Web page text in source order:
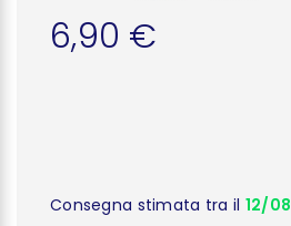
6,90 €
Consegna stimata tra il 12/08